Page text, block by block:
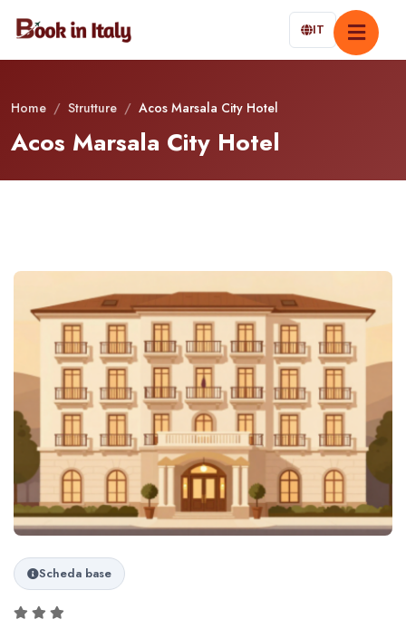
IT
Home / Strutture / Acos Marsala City Hotel
Acos Marsala City Hotel
Scheda base